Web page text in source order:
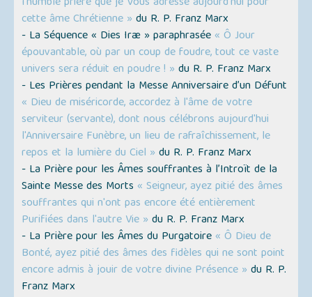
cette âme Chrétienne » du R. P. Franz Marx
- La Séquence « Dies Iræ » paraphrasée « Ô Jour
épouvantable, où par un coup de foudre, tout ce vaste
univers sera réduit en poudre ! » du R. P. Franz Marx
- Les Prières pendant la Messe Anniversaire d’un Défunt
« Dieu de miséricorde, accordez à l'âme de votre
serviteur (servante), dont nous célébrons aujourd'hui
l'Anniversaire Funèbre, un lieu de rafraîchissement, le
repos et la lumière du Ciel » du R. P. Franz Marx
- La Prière pour les Âmes souffrantes à l’Introït de la
Sainte Messe des Morts « Seigneur, ayez pitié des âmes
souffrantes qui n'ont pas encore été entièrement
Purifiées dans l'autre Vie » du R. P. Franz Marx
- La Prière pour les Âmes du Purgatoire « Ô Dieu de
Bonté, ayez pitié des âmes des fidèles qui ne sont point
encore admis à jouir de votre divine Présence » du R. P.
Franz Marx